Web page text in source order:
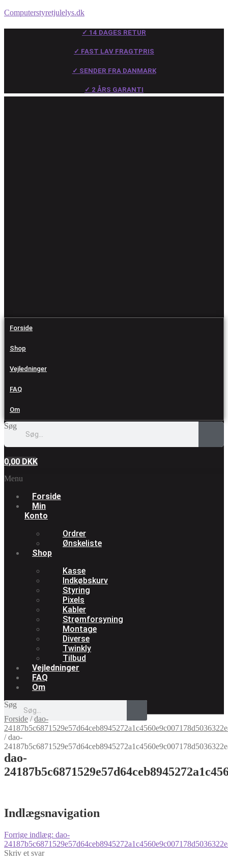
Computerstyretjulelys.dk
✓ 14 DAGES RETUR
✓ FAST LAV FRAGTPRIS
✓ SENDER FRA DANMARK
✓ 2 ÅRS GARANTI
Forside
Shop
Vejledninger
FAQ
Om
Søg
0,00 DKK
Menu
Forside
Min
Konto
Ordrer
Ønskeliste
Shop
Kasse
Indkøbskurv
Styring
Pixels
Kabler
Strømforsyning
Montage
Diverse
Twinkly
Tilbud
Vejledninger
FAQ
Om
Søg
Forside /dao-
/dao-
dao-
Indlægsnavigation
Forrige indlæg: dao-
Skriv et svar